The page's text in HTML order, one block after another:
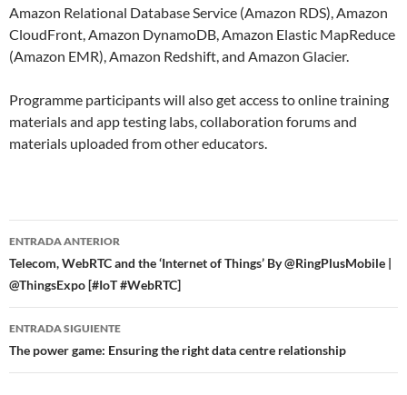
Amazon Relational Database Service (Amazon RDS), Amazon
CloudFront, Amazon DynamoDB, Amazon Elastic MapReduce
(Amazon EMR), Amazon Redshift, and Amazon Glacier.
Programme participants will also get access to online training
materials and app testing labs, collaboration forums and
materials uploaded from other educators.
Navegador
de
entradas
ENTRADA ANTERIOR
Telecom, WebRTC and the ‘Internet of Things’ By @RingPlusMobile |
@ThingsExpo [#IoT #WebRTC]
ENTRADA SIGUIENTE
The power game: Ensuring the right data centre relationship